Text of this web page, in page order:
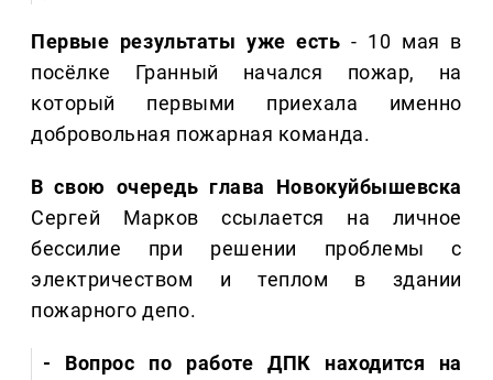
Первые результаты уже есть - 10 мая в
посёлке Гранный начался пожар, на
который первыми приехала именно
добровольная пожарная команда.
В свою очередь глава Новокуйбышевска
Сергей Марков ссылается на личное
бессилие при решении проблемы с
электричеством и теплом в здании
пожарного депо.
- Вопрос по работе ДПК находится на